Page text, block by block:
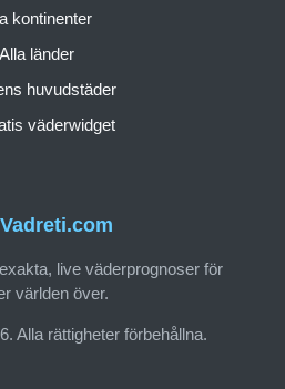
live väderprognoser för
världen över.
Alla rättigheter förbehållna.
kontinenter
Alla länder
huvudstäder
väderwidget